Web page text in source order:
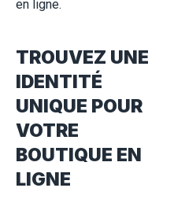
en ligne.
TROUVEZ UNE
IDENTITÉ
UNIQUE POUR
VOTRE
BOUTIQUE EN
LIGNE